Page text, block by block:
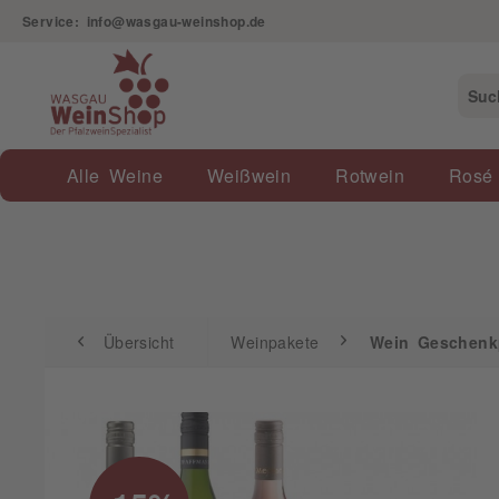
Service: info@wasgau-weinshop.de
Alle Weine Weißwein Rotwein Rosé
Übersicht Weinpakete
Übersicht Weinpakete Wein